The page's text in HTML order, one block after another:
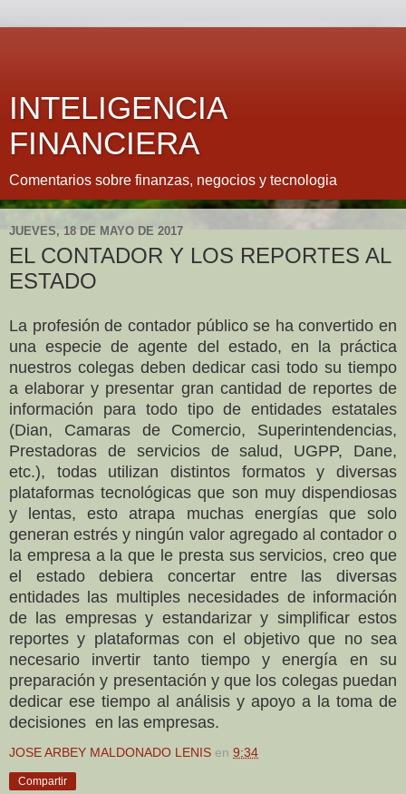
INTELIGENCIA
FINANCIERA
Comentarios sobre finanzas, negocios y tecnologia
JUEVES, 18 DE MAYO DE 2017
EL CONTADOR Y LOS REPORTES AL
ESTADO
La profesión de contador público se ha convertido en
una especie de agente del estado, en la práctica
nuestros colegas deben dedicar casi todo su tiempo
a elaborar y presentar gran cantidad de reportes de
información para todo tipo de entidades estatales
(Dian, Camaras de Comercio, Superintendencias,
Prestadoras de servicios de salud, UGPP, Dane,
etc.), todas utilizan distintos formatos y diversas
plataformas tecnológicas que son muy dispendiosas
y lentas, esto atrapa muchas energías que solo
generan estrés y ningún valor agregado al contador o
la empresa a la que le presta sus servicios, creo que
el estado debiera concertar entre las diversas
entidades las multiples necesidades de información
de las empresas y estandarizar y simplificar estos
reportes y plataformas con el objetivo que no sea
necesario invertir tanto tiempo y energía en su
preparación y presentación y que los colegas puedan
dedicar ese tiempo al análisis y apoyo a la toma de
decisiones en las empresas.
JOSE ARBEY MALDONADO LENIS en 9:34
Compartir